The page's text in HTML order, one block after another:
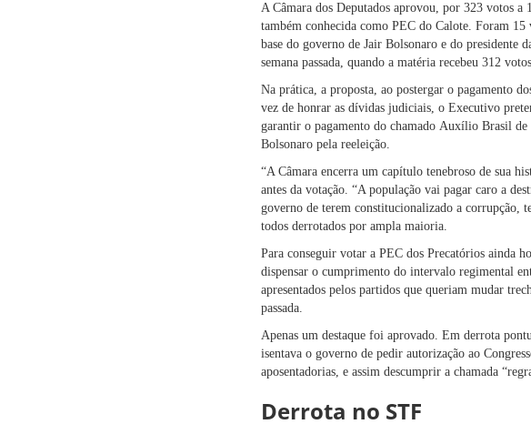
A Câmara dos Deputados aprovou, por 323 votos a
também conhecida como PEC do Calote. Foram 15
base do governo de Jair Bolsonaro e do
semana passada, quando a matéria recebeu 312
Na prática, a proposta, ao postergar o pagamento
vez de honrar as dívidas judiciais, o Executivo
garantir o pagamento do chamado Auxílio Brasil
Bolsonaro pela reeleição.
“A Câmara encerra um capítulo tenebroso de sua
antes da votação. “A população vai pagar caro a
governo de terem constitucionalizado a corrupção,
todos derrotados por ampla maioria.
Para conseguir votar a PEC dos Precatórios ainda
dispensar o cumprimento do intervalo regimental
apresentados pelos partidos que queriam mudar
passada.
Apenas um destaque foi aprovado. Em derrota
isentava o governo de pedir autorização ao
aposentadorias, e assim descumprir a chamada
Derrota no STF